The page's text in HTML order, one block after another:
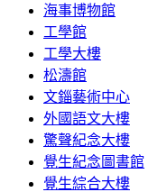
海事博物館
工學館
工學大樓
松濤館
文錙藝術中心
外國語文大樓
驚聲紀念大樓
覺生紀念圖書館
覺生綜合大樓